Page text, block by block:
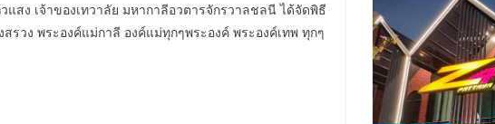
สง เจ้าของเทวาลัย มหากาลีอวตารจักรวาลชลนี ได้จัดพิธี
รวง พระองค์แม่กาลี องค์แม่ทุกๆพระองค์ พระองค์เทพ ทุกๆ